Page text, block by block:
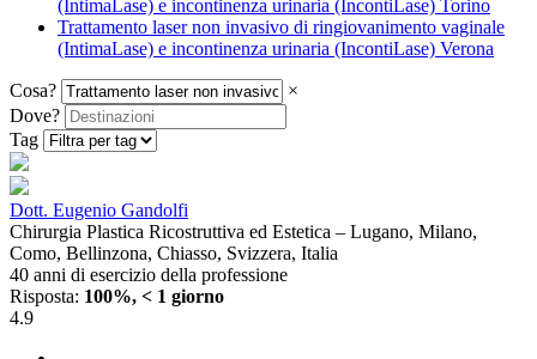
(IntimaLase) e incontinenza urinaria (IncontiLase) Torino
Trattamento laser non invasivo di ringiovanimento vaginale
(IntimaLase) e incontinenza urinaria (IncontiLase) Verona
Cosa?
×
Dove?
Tag
Dott. Eugenio Gandolfi
Chirurgia Plastica Ricostruttiva ed Estetica – Lugano, Milano,
Como, Bellinzona, Chiasso, Svizzera, Italia
40 anni di esercizio della professione
Risposta: 100%, < 1 giorno
4.9